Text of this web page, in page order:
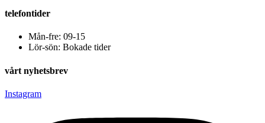
telefontider
Mån-fre: 09-15
Lör-sön: Bokade tider
vårt nyhetsbrev
Instagram